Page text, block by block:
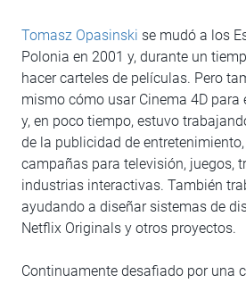
Tomasz Opasinski se mudó a los
Polonia en 2001 y, durante un
hacer carteles de películas. Pero
mismo cómo usar Cinema 4D para
y, en poco tiempo, estuvo
de la publicidad de
campañas para televisión, juegos,
industrias interactivas. También
ayudando a diseñar sistemas de
Netflix Originals y otros proyectos.
Continuamente desafiado por una